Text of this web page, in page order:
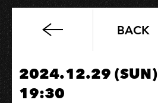
十
月
｜
高
BACK
2024.12.29 (SUN)
19:30